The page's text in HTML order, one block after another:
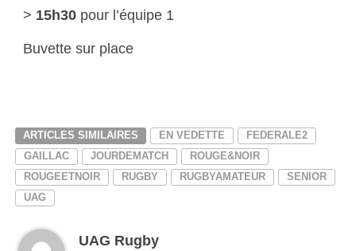
> 15h30pour l’équipe 1
Buvette sur place
ARTICLES SIMILAIRES EN VEDETTE
FEDERALE2
GAILLAC
JOURDEMATCH
ROUGE&NOIR
ROUGEETNOIR
RUGBY RUGBYAMATEUR
SENIOR
UAG
UAG Rugby